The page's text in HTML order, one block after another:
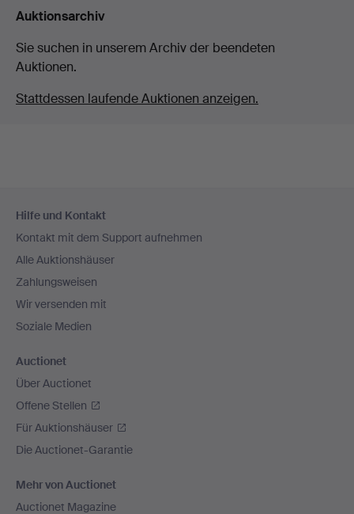
Auktionsarchiv
Sie suchen in unserem Archiv der beendeten
Auktionen.
Stattdessen laufende Auktionen anzeigen.
Navigation
Hilfe und Kontakt
Kontakt mit dem Support aufnehmen
Alle Auktionshäuser
Zahlungsweisen
Wir versenden mit
Soziale Medien
Auctionet
Über Auctionet
Offene Stellen
Für Auktionshäuser
Die Auctionet-Garantie
Mehr von Auctionet
Auctionet Magazine